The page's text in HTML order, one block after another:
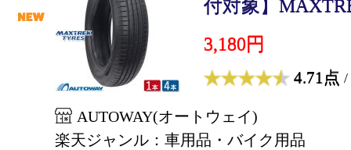
付対象】
3,180円
4.71点 /
AUTOWAY(オートウェイ)
楽天ジャンル：車用品・バイク用品